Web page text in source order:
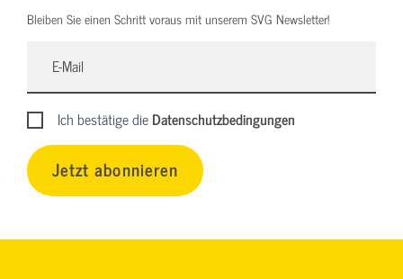
Bleiben Sie einen Schritt voraus mit unserem SVG Newsletter!
Ich bestätige dieDatenschutzbedingungen
Jetzt abonnieren